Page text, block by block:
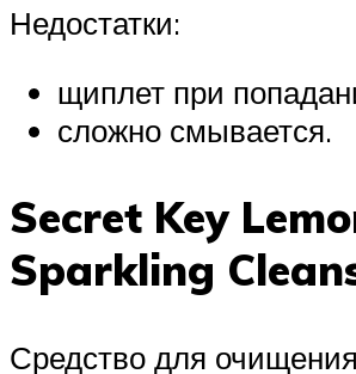
Недостатки:
щиплет при
сложно смывается.
Secret Key
Sparkling
Средство для